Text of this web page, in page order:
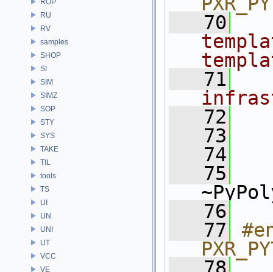
RU
RV
samples
SHOP
SI
SIM
SIMZ
SOP
STY
SYS
TAKE
TIL
tools
TS
UI
UN
UNI
UT
VCC
VE
   70
   71
   72
   73
   74
   75
   76
   77